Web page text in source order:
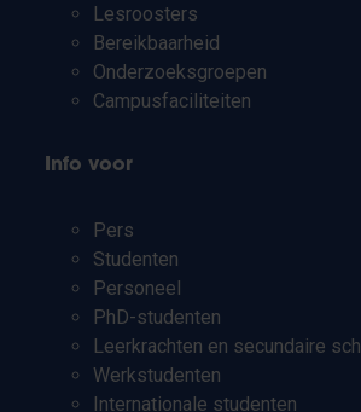
Lesroosters
Bereikbaarheid
Onderzoeksgroepen
Campusfaciliteiten
Info voor
Pers
Studenten
Personeel
PhD-studenten
Leerkrachten en secundaire
Werkstudenten
Internationale studenten